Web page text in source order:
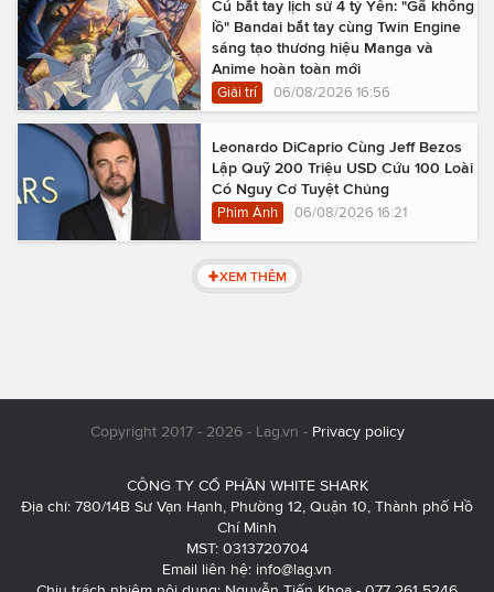
Cú bắt tay lịch sử 4 tỷ Yên: "Gã khổng
lồ" Bandai bắt tay cùng Twin Engine
sáng tạo thương hiệu Manga và
Anime hoàn toàn mới
Giải trí 06/08/2026 16:56
Leonardo DiCaprio Cùng Jeff Bezos
Lập Quỹ 200 Triệu USD Cứu 100 Loài
Có Nguy Cơ Tuyệt Chủng
Phim Ảnh 06/08/2026 16:21
XEM THÊM
Copyright 2017 - 2026 - Lag.vn - Privacy policy
CÔNG TY CỔ PHẦN WHITE SHARK
Địa chỉ: 780/14B Sư Vạn Hạnh, Phường 12, Quận 10, Thành phố Hồ
Chí Minh
MST: 0313720704
Email liên hệ: info@lag.vn